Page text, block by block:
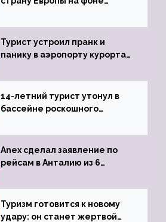
виз
Турист устроил пранк и
панику в аэропорту курорта,
задержке рейса
14-летний турист утонул в
бассейне роскошного
Anex сделал заявление по
рейсам в Анталию из 6
Туризм готовится к новому
удару: он станет жертвой